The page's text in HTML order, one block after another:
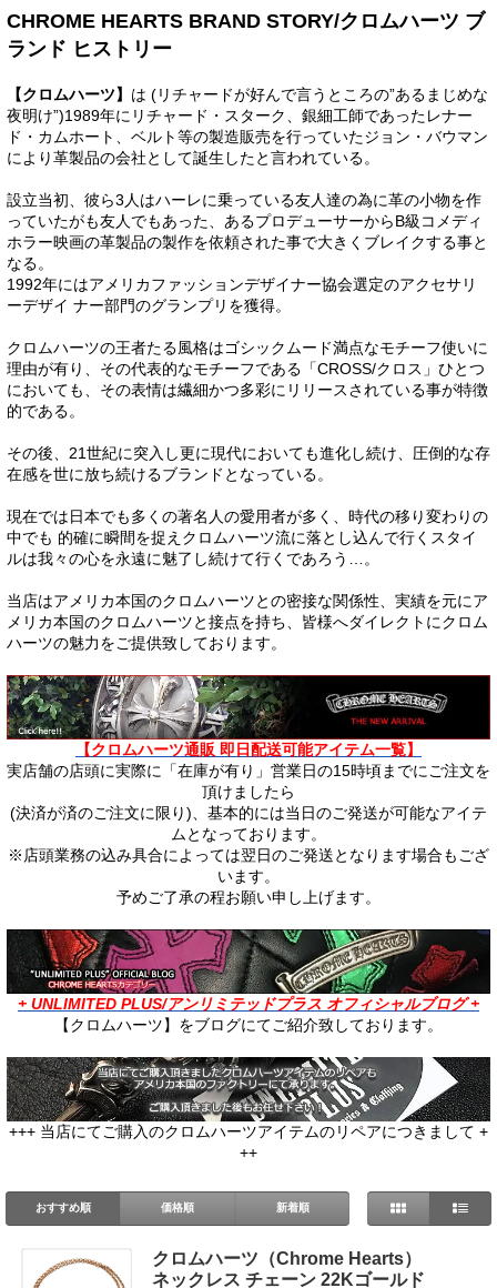
CHROME HEARTS BRAND STORY/クロムハーツ ブ
ランド ヒストリー
【クロムハーツ】 は (リチャードが好んで言うところの”あるまじめな
夜明け”)1989年にリチャード・スターク、銀細工師であったレナー
ド・カムホート、ベルト等の製造販売を行っていたジョン・バウマン
により革製品の会社として誕生したと言われている。
設立当初、彼ら3人はハーレに乗っている友人達の為に革の小物を作
っていたがも友人でもあった、あるプロデューサーからB級コメディ
ホラー映画の革製品の製作を依頼された事で大きくブレイクする事と
なる。
1992年にはアメリカファッションデザイナー協会選定のアクセサリ
ーデザイ ナー部門のグランプリを獲得。
クロムハーツの王者たる風格はゴシックムード満点なモチーフ使いに
理由が有り、その代表的なモチーフである「CROSS/クロス」ひとつ
においても、その表情は繊細かつ多彩にリリースされている事が特徴
的である。
その後、21世紀に突入し更に現代においても進化し続け、圧倒的な存
在感を世に放ち続けるブランドとなっている。
現在では日本でも多くの著名人の愛用者が多く、時代の移り変わりの
中でも 的確に瞬間を捉えクロムハーツ流に落とし込んで行くスタイ
ルは我々の心を永遠に魅了し続けて行くであろう…。
当店はアメリカ本国のクロムハーツとの密接な関係性、実績を元にア
メリカ本国のクロムハーツと接点を持ち、皆様へダイレクトにクロム
ハーツの魅力をご提供致しております。
【クロムハーツ通販 即日配送可能アイテム一覧】
実店舗の店頭に実際に「在庫が有り」営業日の15時頃までにご注文を
頂けましたら
(決済が済のご注文に限り)、基本的には当日のご発送が可能なアイテ
ムとなっております。
※店頭業務の込み具合によっては翌日のご発送となります場合もござ
います。
予めご了承の程お願い申し上げます。
+ UNLIMITED PLUS/アンリミテッドプラス オフィシャルブログ +
【クロムハーツ】をブログにてご紹介致しております。
+++ 当店にてご購入のクロムハーツアイテムのリペアにつきまして +
++
おすすめ順 価格順 新着順
クロムハーツ（Chrome Hearts）
ネックレス チェーン 22Kゴールド